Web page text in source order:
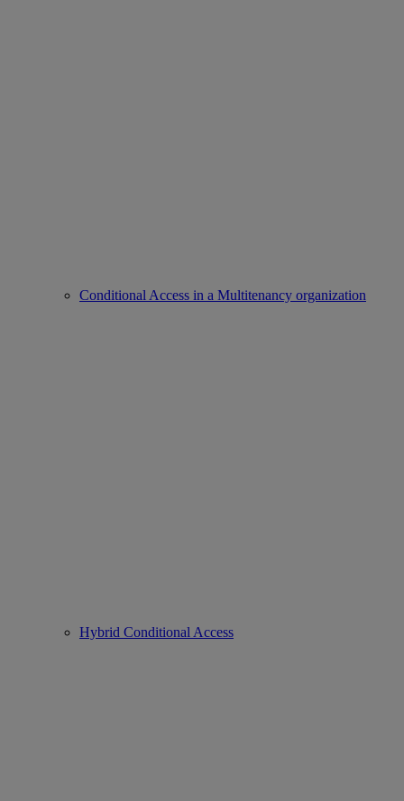
Conditional Access in a Multitenancy organization
Hybrid Conditional Access